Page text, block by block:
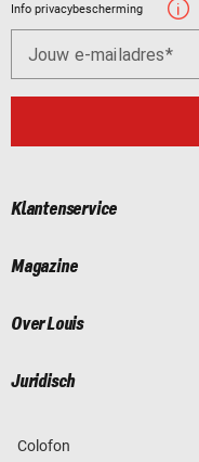
Info privacybescherming
Jouw e-mailadres
Klantenservice
Magazine
Over Louis
Juridisch
Colofon